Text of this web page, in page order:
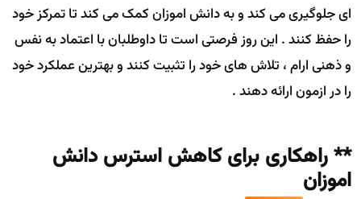
ای جلوگیری می کند و به دانش اموزان کمک می کند تا تمرکز خود
را حفظ کنند . این روز فرصتی است تا داوطلبان با اعتماد به نفس
و ذهنی ارام ، تلاش های خود را تثبیت کنند و بهترین عملکرد خود
را در ازمون ارائه دهند .
** راهکاری برای کاهش استرس دانش
اموزان